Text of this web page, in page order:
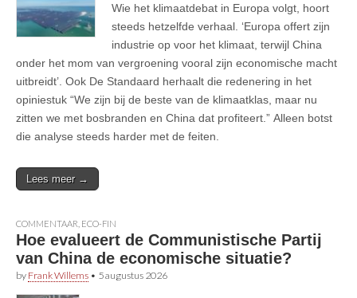
Wie het klimaatdebat in Europa volgt, hoort
steeds hetzelfde verhaal. ‘Europa offert zijn
industrie op voor het klimaat, terwijl China
onder het mom van vergroening vooral zijn economische macht
uitbreidt’. Ook De Standaard herhaalt die redenering in het
opiniestuk “We zijn bij de beste van de klimaatklas, maar nu
zitten we met bosbranden en China dat profiteert.” Alleen botst
die analyse steeds harder met de feiten.
Lees meer →
COMMENTAAR ECO-FIN
Hoe evalueert de Communistische Partij
van China de economische situatie?
by Frank Willems • 5 augustus 2026